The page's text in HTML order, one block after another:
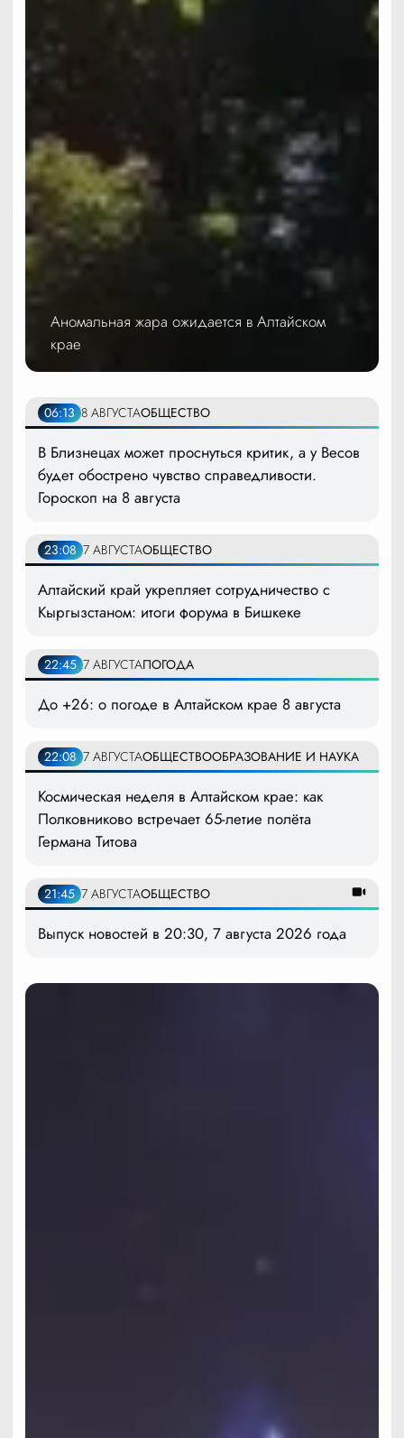
Аномальная жара ожидается в Алтайском
крае
06:13 8 АВГУСТАОБЩЕСТВО
В Близнецах может проснуться критик, а у Весов
будет обострено чувство справедливости.
Гороскоп на 8 августа
23:08 7 АВГУСТАОБЩЕСТВО
Алтайский край укрепляет сотрудничество с
Кыргызстаном: итоги форума в Бишкеке
22:45 7 АВГУСТАПОГОДА
До +26: о погоде в Алтайском крае 8 августа
22:08 7 АВГУСТАОБЩЕСТВООБРАЗОВАНИЕ И НАУКА
Космическая неделя в Алтайском крае: как
Полковниково встречает 65-летие полёта
Германа Титова
21:45 7 АВГУСТАОБЩЕСТВО
Выпуск новостей в 20:30, 7 августа 2026 года